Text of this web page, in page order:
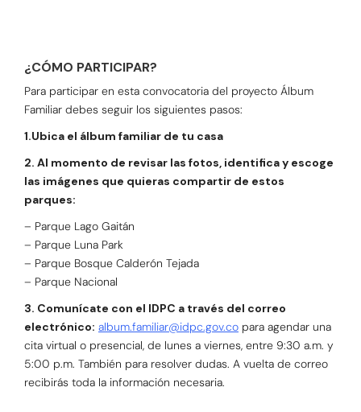
¿CÓMO PARTICIPAR?
Para participar en esta convocatoria del proyecto Álbum
Familiar debes seguir los siguientes pasos:
1.Ubica el álbum familiar de tu casa
2. Al momento de revisar las fotos, identifica y escoge
las imágenes que quieras compartir de estos
parques:
– Parque Lago Gaitán
– Parque Luna Park
– Parque Bosque Calderón Tejada
– Parque Nacional
3. Comunícate con el IDPC a través del correo
electrónico: album.familiar@idpc.gov.co para agendar una
cita virtual o presencial, de lunes a viernes, entre 9:30 a.m. y
5:00 p.m. También para resolver dudas. A vuelta de correo
recibirás toda la información necesaria.